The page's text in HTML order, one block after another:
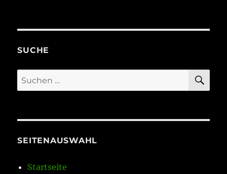
SUCHE
Suchen
nach:
SEITENAUSWAHL
Startseite